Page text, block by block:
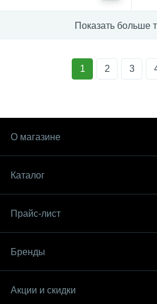
Показать больше
1 2 3
О магазине
Каталог
Прайс-лист
Бренды
Акции и скидки